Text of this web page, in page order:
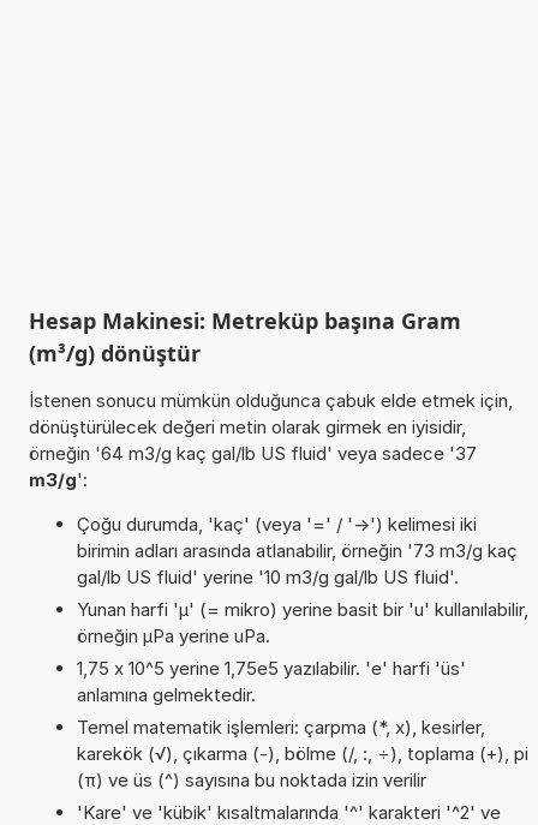
Hesap Makinesi: Metreküp başına Gram
(m³/g) dönüştür
İstenen sonucu mümkün olduğunca çabuk elde etmek için,
dönüştürülecek değeri metin olarak girmek en iyisidir,
örneğin '64 m3/g kaç gal/lb US fluid' veya sadece '37
m3/g':
Çoğu durumda, 'kaç' (veya '=' / '->') kelimesi iki
birimin adları arasında atlanabilir, örneğin '73 m3/g kaç
gal/lb US fluid' yerine '10 m3/g gal/lb US fluid'.
Yunan harfi 'µ' (= mikro) yerine basit bir 'u' kullanılabilir,
örneğin µPa yerine uPa.
1,75 x 10^5 yerine 1,75e5 yazılabilir. 'e' harfi 'üs'
anlamına gelmektedir.
Temel matematik işlemleri: çarpma (*, x), kesirler,
karekök (√), çıkarma (-), bölme (/, :, ÷), toplama (+), pi
(π) ve üs (^) sayısına bu noktada izin verilir
'Kare' ve 'kübik' kısaltmalarında '^' karakteri '^2' ve